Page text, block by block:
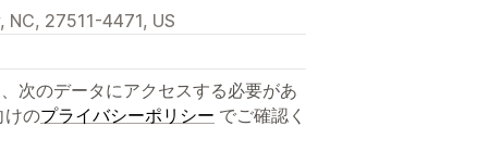
27511-4471, US
次のデータにアクセスする必要があ
けのプライバシーポリシー でご確認く